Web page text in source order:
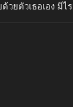
ตัวเธอเอง มิไ